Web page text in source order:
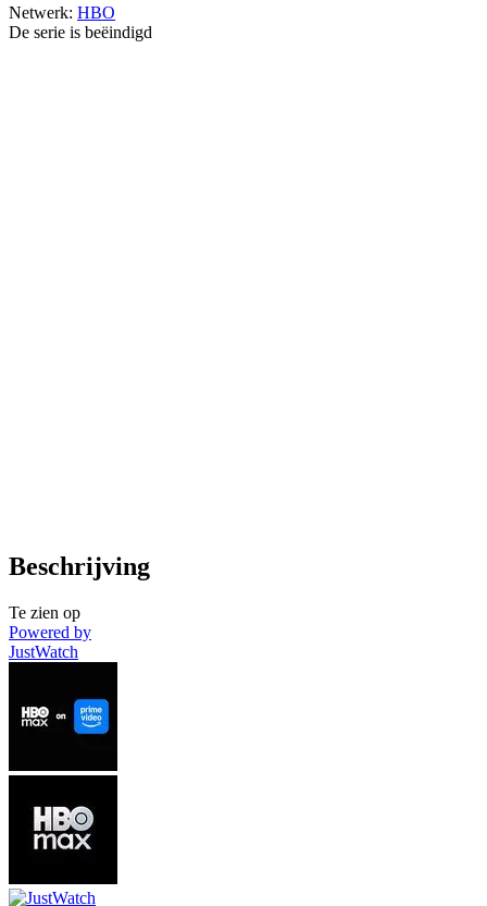
Netwerk: HBO
De serie is beëindigd
Beschrijving
Te zien op
Powered by
JustWatch